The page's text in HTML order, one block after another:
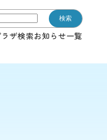
検索
ザ検索お知らせ一覧